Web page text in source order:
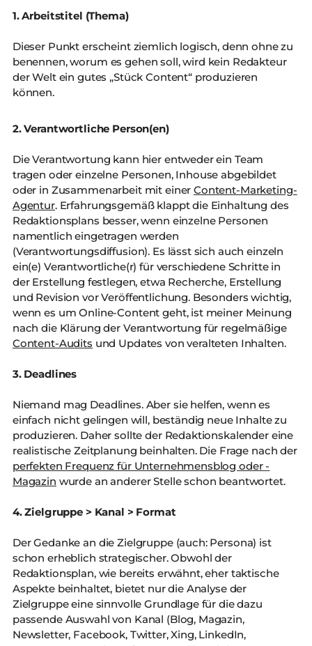
1. Arbeitstitel (Thema)
Dieser Punkt erscheint ziemlich logisch, denn ohne zu
benennen, worum es gehen soll, wird kein Redakteur
der Welt ein gutes „Stück Content“ produzieren
können.
2. Verantwortliche Person(en)
Die Verantwortung kann hier entweder ein Team
tragen oder einzelne Personen, Inhouse abgebildet
oder in Zusammenarbeit mit einerContent-Marketing-
Agentur. Erfahrungsgemäß klappt die Einhaltung des
Redaktionsplans besser, wenn einzelne Personen
namentlich eingetragen werden
(Verantwortungsdiffusion). Es lässt sich auch einzeln
ein(e) Verantwortliche(r) für verschiedene Schritte in
der Erstellung festlegen, etwa Recherche, Erstellung
und Revision vor Veröffentlichung. Besonders wichtig,
wenn es um Online-Content geht, ist meiner Meinung
nach die Klärung der Verantwortung für regelmäßige
Content-Audits und Updates von veralteten Inhalten.
3. Deadlines
Niemand mag Deadlines. Aber sie helfen, wenn es
einfach nicht gelingen will, beständig neue Inhalte zu
produzieren. Daher sollte der Redaktionskalender eine
realistische Zeitplanung beinhalten. Die Frage nach der
perfekten Frequenz für Unternehmensblog oder -
Magazin wurde an anderer Stelle schon beantwortet.
4. Zielgruppe > Kanal > Format
Der Gedanke an die Zielgruppe (auch: Persona) ist
schon erheblich strategischer. Obwohl der
Redaktionsplan, wie bereits erwähnt, eher taktische
Aspekte beinhaltet, bietet nur die Analyse der
Zielgruppe eine sinnvolle Grundlage für die dazu
passende Auswahl von Kanal (Blog, Magazin,
Newsletter, Facebook, Twitter, Xing, LinkedIn,